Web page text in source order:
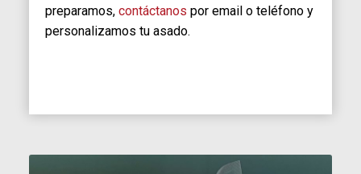
preparamos, contáctanos por email o teléfono y
personalizamos tu asado.